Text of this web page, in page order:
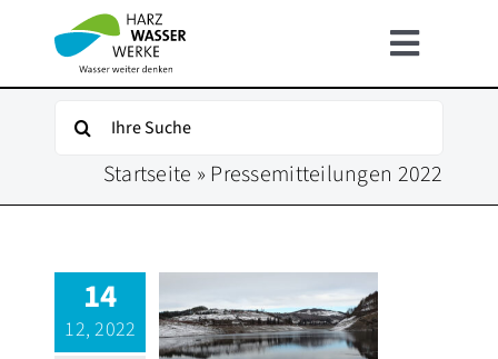
springen
Toggle
ÜBER UNS
FÜR KUNDEN
Suche
Startseite » Pressemitteilungen 2022
14
12, 2022
sich
Anhalten